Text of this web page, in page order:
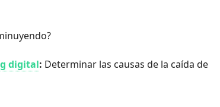
digital: Determinar las causas de la caída de